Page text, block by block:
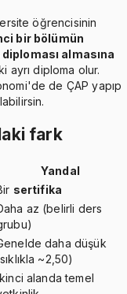
öğrencisinin
bir bölümün
almasına
ayrı diploma olur.
de ÇAP yapıp
fark
Yandal
sertifika
az (belirli ders
daha düşük
~2,50)
alanda temel